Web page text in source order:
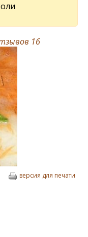
16
версия для печати